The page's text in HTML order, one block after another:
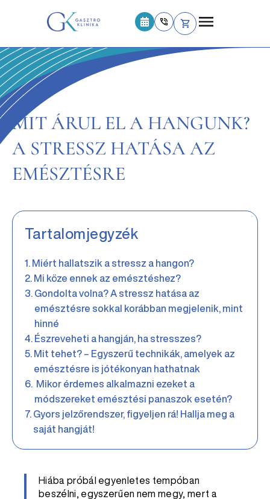
MIT ÁRUL EL A HANGUNK?
A STRESSZ HATÁSA AZ
EMÉSZTÉSRE
Tartalomjegyzék
Miért hallatszik a stressz a hangon?
Mi köze ennek az emésztéshez?
Gondolta volna? A stressz hatása az
emésztésre sokkal korábban megjelenik, mint
hinné
Észreveheti a hangján, ha stresszes?
Mit tehet? – Egyszerű technikák, amelyek az
emésztésre is jótékonyan hathatnak
Mikor érdemes alkalmazni ezeket a
módszereket emésztési panaszok esetén?
Gyors jelzőrendszer, figyeljen rá! Hallja meg a
saját hangját!
Hiába próbál egyenletes tempóban
beszélni, egyszerűen nem megy, mert a